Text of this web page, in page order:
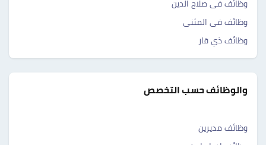
وظائف فى صلاح الدين
وظائف فى المثنى
وظائف ذي قار
والوظائف حسب التخصص
وظائف مديرين